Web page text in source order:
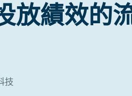
放績效的
技